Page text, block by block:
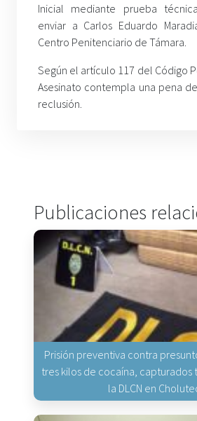
Inicial mediante prueba
enviar a Carlos Eduardo
Centro Penitenciario de Támara.
Según el artículo 117 del Código
Asesinato contempla una pena
reclusión.
Publicaciones
Prisión preventiva contra
tres kilos de cocaína, capturados
la DLCN en